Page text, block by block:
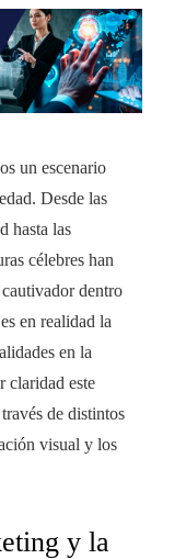
un escenario
Desde las
hasta las
célebres han
dentro
en realidad la
en la
claridad este
de distintos
visual y los
y la